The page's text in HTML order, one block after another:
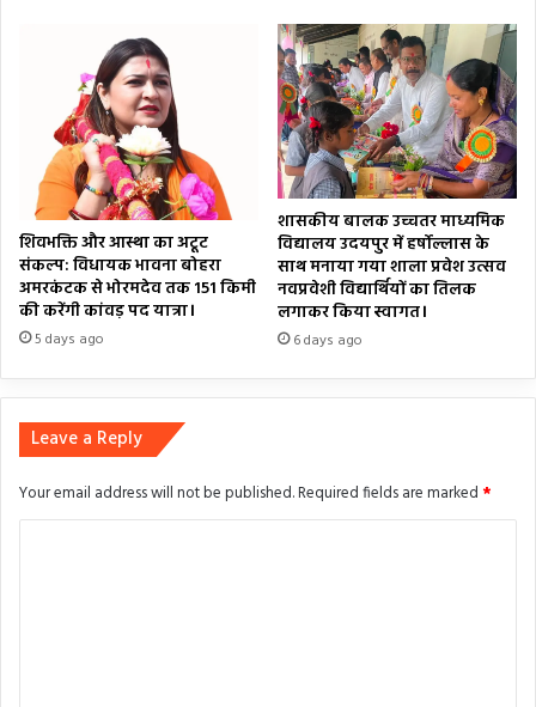
शिवभक्ति और आस्था का अटूट
संकल्प: विधायक भावना बोहरा
अमरकंटक से भोरमदेव तक 151 किमी
की करेंगी कांवड़ पद यात्रा।
5 days ago
शासकीय बालक उच्चतर माध्यमिक
विद्यालय उदयपुर में हर्षोल्लास के
साथ मनाया गया शाला प्रवेश उत्सव
नवप्रवेशी विद्यार्थियों का तिलक
लगाकर किया स्वागत।
6 days ago
Leave a Reply
Your email address will not be published.Required fields are marked *